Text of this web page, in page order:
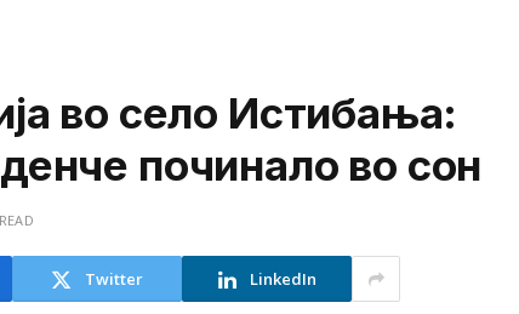
во село Истибања:
починало во сон
Twitter LinkedIn